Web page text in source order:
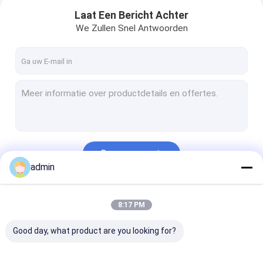
Laat Een Bericht Achter
We Zullen Snel Antwoorden
Doorgaan
admin
8:17 PM
Good day, what product are you looking for?